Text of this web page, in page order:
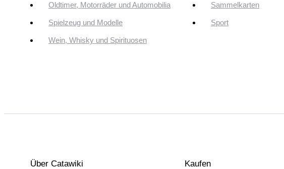
Oldtimer, Motorräder und Automobilia Sammelkarten
Spielzeug und Modelle Sport
Wein, Whisky und Spirituosen
Über Catawiki Kaufen